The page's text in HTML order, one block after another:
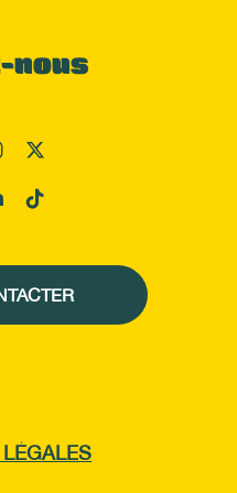
nous